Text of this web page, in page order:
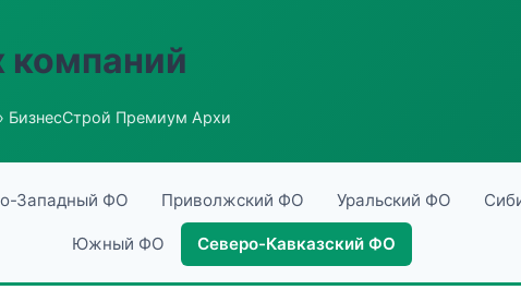
компаний
БизнесСтрой Премиум Архи
Западный ФО Приволжский ФО Уральский ФО
Южный ФО Северо-Кавказский ФО